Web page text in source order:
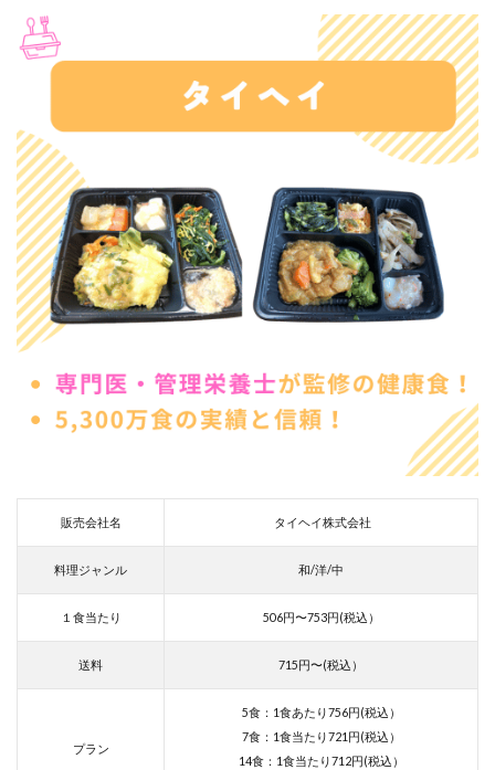
販売会社名 タイヘイ株式会社
料理ジャンル 和/洋/中
１食当たり 506円〜753円(税込）
送料 715円〜(税込）
プラン
5食：1食あたり756円(税込）
7食：1食当たり721円(税込）
14食：1食当たり712円(税込）